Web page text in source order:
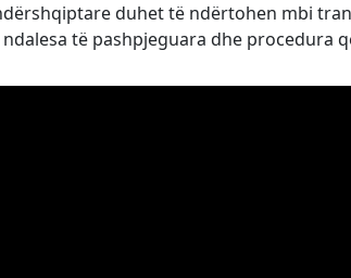
duhet të ndërtohen mbi
të pashpjeguara dhe procedura